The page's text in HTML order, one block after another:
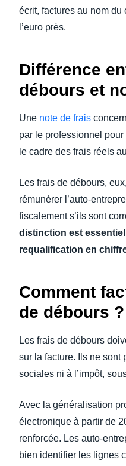
écrit, factures au nom du
l’euro près.
Différence
débours et
Une note de frais
par le professionnel
le cadre des frais réels
Les frais de débours,
rémunérer l’auto-
fiscalement s’ils sont
distinction est
requalification en
Comment
de débours ?
Les frais de débours
sur la facture. Ils ne sont
sociales ni à l’impôt,
Avec la généralisation
électronique à partir de
renforcée. Les auto-
bien identifier les lignes